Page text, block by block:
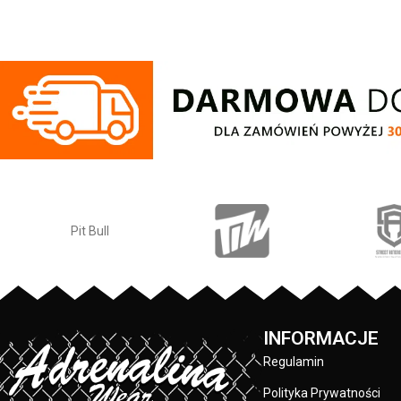
silikonowa kwadratowa naszywka na
lewym rękawie z logo marki Pit Bull - duży
nadruk na plecach oraz mniejszy na
klatce piersiowej - wszystkie nadruki
wykonane są specjalistyczną technologią
sitodruku przez co są bardzo trwałe -
PRODUCENT: Pit Bull
KOLOR: Czarny
sznurka z
ściągacze
przednia
wysokiej
wykonane
sitodruku - skład
INFORMACJE
Regulamin
Polityka Prywatności